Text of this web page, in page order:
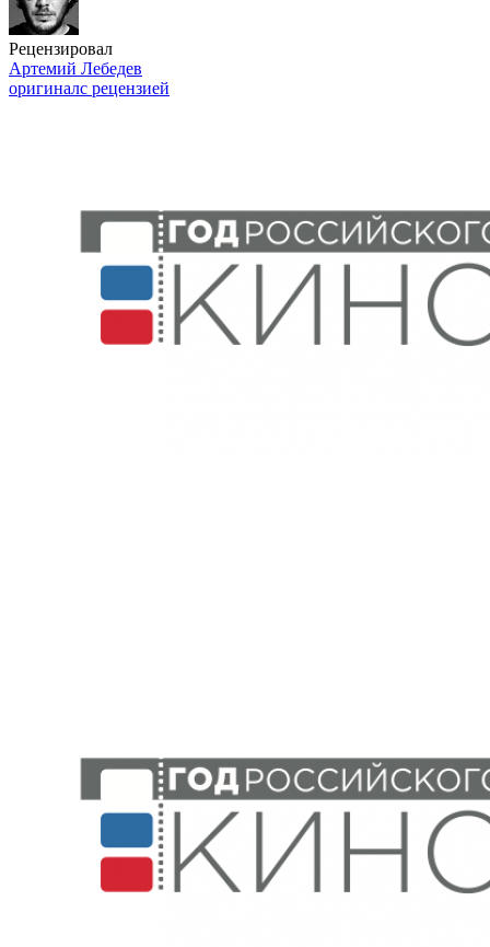
Рецензировал
Артемий Лебедев
оригиналс рецензией